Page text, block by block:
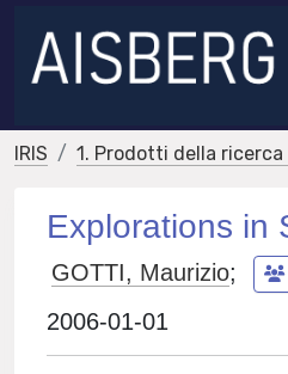
IRIS 1. Prodotti della
Explorations in
GOTTI, Maurizio;
2006-01-01